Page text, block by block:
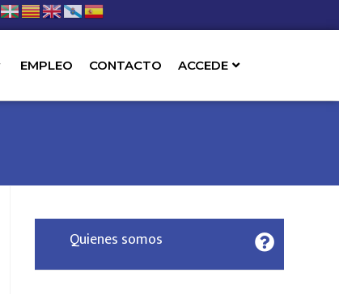
EMPLEO CONTACTO ACCEDE
Quienes somos